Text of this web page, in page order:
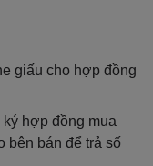
giấu cho hợp đồng
hợp đồng mua
bên bán để trả số